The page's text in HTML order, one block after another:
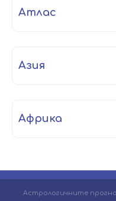
атлас
Азия
Африка
Астрологичните